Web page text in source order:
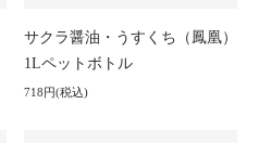
サクラ醤油・うすくち（鳳凰）
1Lペットボトル
718円(税込)